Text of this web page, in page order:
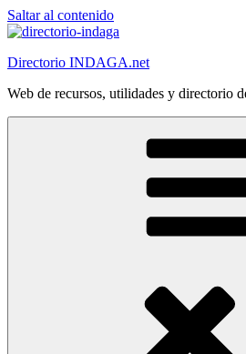
Saltar al contenido
Directorio INDAGA.net
Web de recursos, utilidades y directorio